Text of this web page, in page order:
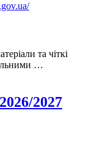
та чіткі
…
2027